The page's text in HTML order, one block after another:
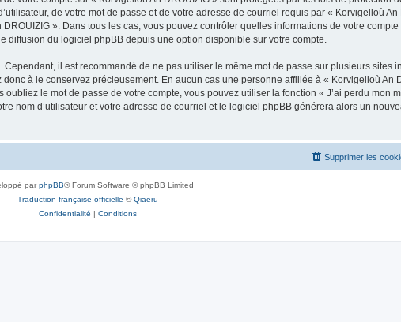
de votre mot de passe et de votre adresse de courriel requis par « Korvigelloù An
». Dans tous les cas, vous pouvez contrôler quelles informations de votre
du logiciel phpBB depuis une option disponible sur votre compte.
il est recommandé de ne pas utiliser le même mot de passe sur plusieurs sites
à le conservez précieusement. En aucun cas une personne affiliée à « Korvigelloù An
le mot de passe de votre compte, vous pouvez utiliser la fonction « J’ai perdu mon
nom d’utilisateur et votre adresse de courriel et le logiciel phpBB générera alors un
Supprimer les
parphpBB® Forum Software © phpBB Limited
Traduction française officielle ©Qiaeru
Confidentialité | Conditions